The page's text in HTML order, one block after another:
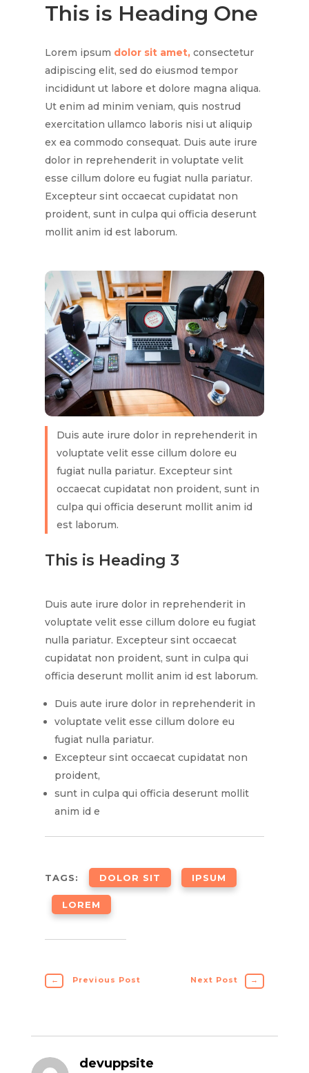
This is Heading One
Lorem ipsum dolor sit amet,consectetur
adipiscing elit, sed do eiusmod tempor
incididunt ut labore et dolore magna aliqua.
Ut enim ad minim veniam, quis nostrud
exercitation ullamco laboris nisi ut aliquip
ex ea commodo consequat. Duis aute irure
dolor in reprehenderit in voluptate velit
esse cillum dolore eu fugiat nulla pariatur.
Excepteur sint occaecat cupidatat non
proident, sunt in culpa qui officia deserunt
mollit anim id est laborum.
Duis aute irure dolor in reprehenderit in
voluptate velit esse cillum dolore eu
fugiat nulla pariatur. Excepteur sint
occaecat cupidatat non proident, sunt in
culpa qui officia deserunt mollit anim id
est laborum.
This is Heading 3
Duis aute irure dolor in reprehenderit in
voluptate velit esse cillum dolore eu fugiat
nulla pariatur. Excepteur sint occaecat
cupidatat non proident, sunt in culpa qui
officia deserunt mollit anim id est laborum.
Duis aute irure dolor in reprehenderit in
voluptate velit esse cillum dolore eu
fugiat nulla pariatur.
Excepteur sint occaecat cupidatat non
proident,
sunt in culpa qui officia deserunt mollit
anim id e
TAGS: DOLOR SIT IPSUM
LOREM
← Previous Post Next Post →
devuppsite